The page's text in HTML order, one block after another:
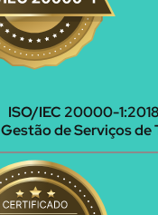
ISO/IEC 20000-1:2018
Gestão de Serviços de